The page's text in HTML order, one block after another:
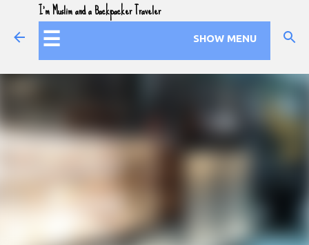
Skip to main content
I'm Muslim and a Backpacker Traveler
☰ SHOW MENU